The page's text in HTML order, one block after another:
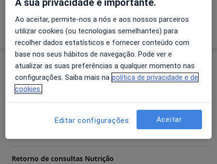
profissionalismo.
Mostrar mais detalhes
sobre a experiência
Serviços e preços
Consulta online de Nutrição
Detalhes
Primeira consulta Nutrição
Retorno de consultas Nutrição
A sua privacidade é importante.
Ao aceitar, permite-nos a nós e aos nossos parceiros
utilizar cookies (ou tecnologias semelhantes) para
recolher dados estatísticos e fornecer conteúdo com
base nos seus hábitos de navegação. Pode ver e
atualizar as suas preferências a qualquer momento nas
configurações. Saiba mais na política de privacidade e de
cookies.
Editar configurações Aceitar